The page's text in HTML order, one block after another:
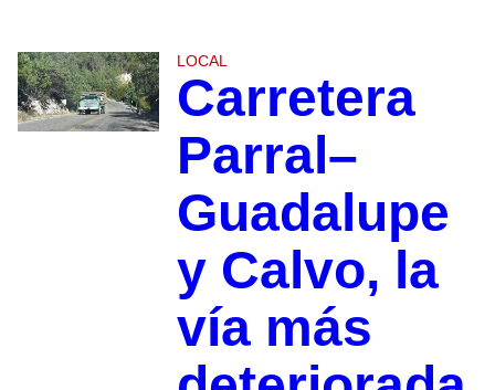
LOCAL
Carretera
Parral–
Guadalupe
y Calvo, la
vía más